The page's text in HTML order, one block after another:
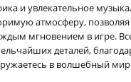
и увлекательное
атмосферу,
мгновением в игре.
деталей,
в волшебный